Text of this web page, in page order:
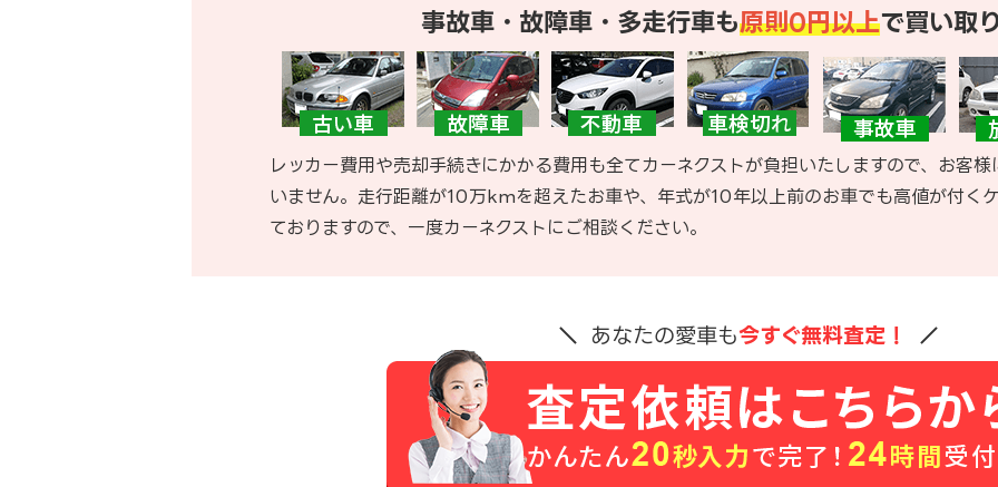
事故車・故障車・多走行車も原則0円以上で買い取
レッカー費用や売却手続きにかかる費用も全てカーネクストが負担いたしますので、お客
いません。走行距離が10万kmを超えたお車や、年式が10年以上前のお車でも高値が付く
ておりますので、一度カーネクストにご相談ください。
あなたの愛車も今すぐ無料査定！